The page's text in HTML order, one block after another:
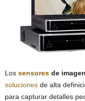
Los sensores de
soluciones de alta
para capturar detalles